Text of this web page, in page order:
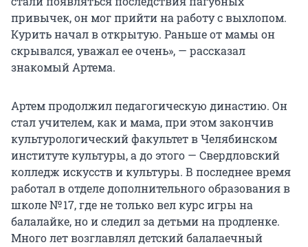
привычек, он мог прийти на работу с выхлопом.
Курить начал в открытую. Раньше от мамы он
скрывался, уважал ее очень», — рассказал
знакомый Артема.
Артем продолжил педагогическую династию. Он
стал учителем, как и мама, при этом закончив
культурологический факультет в Челябинском
институте культуры, а до этого — Свердловский
колледж искусств и культуры. В последнее время
работал в отделе дополнительного образования в
школе№ 17, где не только вел курс игры на
балалайке, но и следил за детьми на продленке.
Много лет возглавлял детский балалаечный